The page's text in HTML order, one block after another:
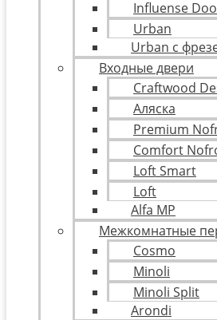
Influense
Urban
Urban с
Входные двери
Craftwood
Аляска
Premium
Comfort
Loft Smart
Loft
Alfa MP
Межкомнатные
Cosmo
Minoli
Minoli Split
Arondi